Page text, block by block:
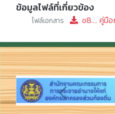
ข้อมูลไฟล์ที่เกี่ยวข้อง
ไฟล์เอกสาร o8.... คู่มื
Previous